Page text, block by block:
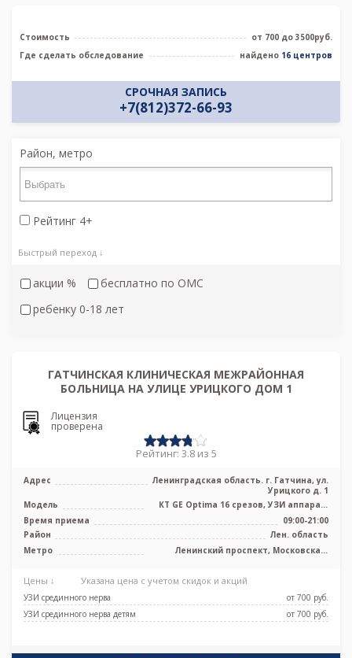
Стоимость
от 700 до 3500руб.
Где сделать обследование
найдено 16 центров
СРОЧНАЯ ЗАПИСЬ
+7(812)372-66-93
Район, метро
Рейтинг 4+
Быстрый переход ↓
акции %
бесплатно по ОМС
ребенку 0-18 лет
ГАТЧИНСКАЯ КЛИНИЧЕСКАЯ МЕЖРАЙОННАЯ
БОЛЬНИЦА НА УЛИЦЕ УРИЦКОГО ДОМ 1
Лицензия
проверена
Рейтинг: 3.8 из 5
Адрес
Ленинградская область. г. Гатчина, ул.
Урицкого д. 1
Модель
КТ GE Optima 16 срезов, УЗИ аппарат,
Время приема
09:00-21:00
Район
Лен. область
Метро
Ленинский проспект, Московская,
Цены ↓ Указана цена с учетом скидок и акций
УЗИ срединного нерва
от 700 pуб.
УЗИ срединного нерва детям
от 700 pуб.